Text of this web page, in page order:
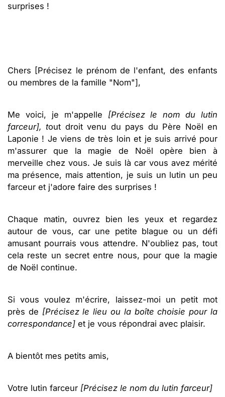
surprises !
Chers [Précisez le prénom de l'enfant, des enfants
ou membres de la famille "Nom"],
Me voici, je m'appelle [Précisez le nom du lutin
farceur], tout droit venu du pays du Père Noël en
Laponie ! Je viens de très loin et je suis arrivé pour
m'assurer que la magie de Noël opère bien à
merveille chez vous. Je suis là car vous avez mérité
ma présence, mais attention, je suis un lutin un peu
farceur et j'adore faire des surprises !
Chaque matin, ouvrez bien les yeux et regardez
autour de vous, car une petite blague ou un défi
amusant pourrais vous attendre. N'oubliez pas, tout
cela reste un secret entre nous, pour que la magie
de Noël continue.
Si vous voulez m'écrire, laissez-moi un petit mot
près de [Précisez le lieu ou la boîte choisie pour la
correspondance] et je vous répondrai avec plaisir.
A bientôt mes petits amis,
Votre lutin farceur [Précisez le nom du lutin farceur]